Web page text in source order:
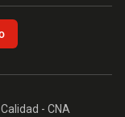
- CNA